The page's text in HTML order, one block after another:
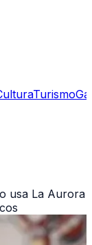
Turismo
usa La Aurora